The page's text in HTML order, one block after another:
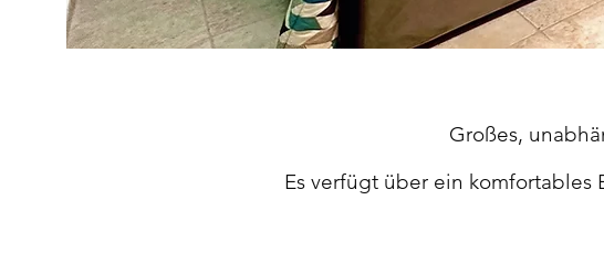
Großes,
Es verfügt über ein